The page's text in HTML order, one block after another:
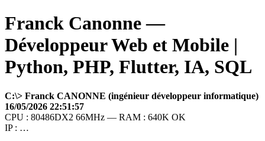
Franck Canonne —
Développeur Web et Mobile |
Python, PHP, Flutter, IA, SQL
C:\> Franck CANONNE (ingénieur développeur informatique)
16/05/2026 22:51:57
CPU : 80486DX2 66MHz — RAM : 640K OK
IP : …